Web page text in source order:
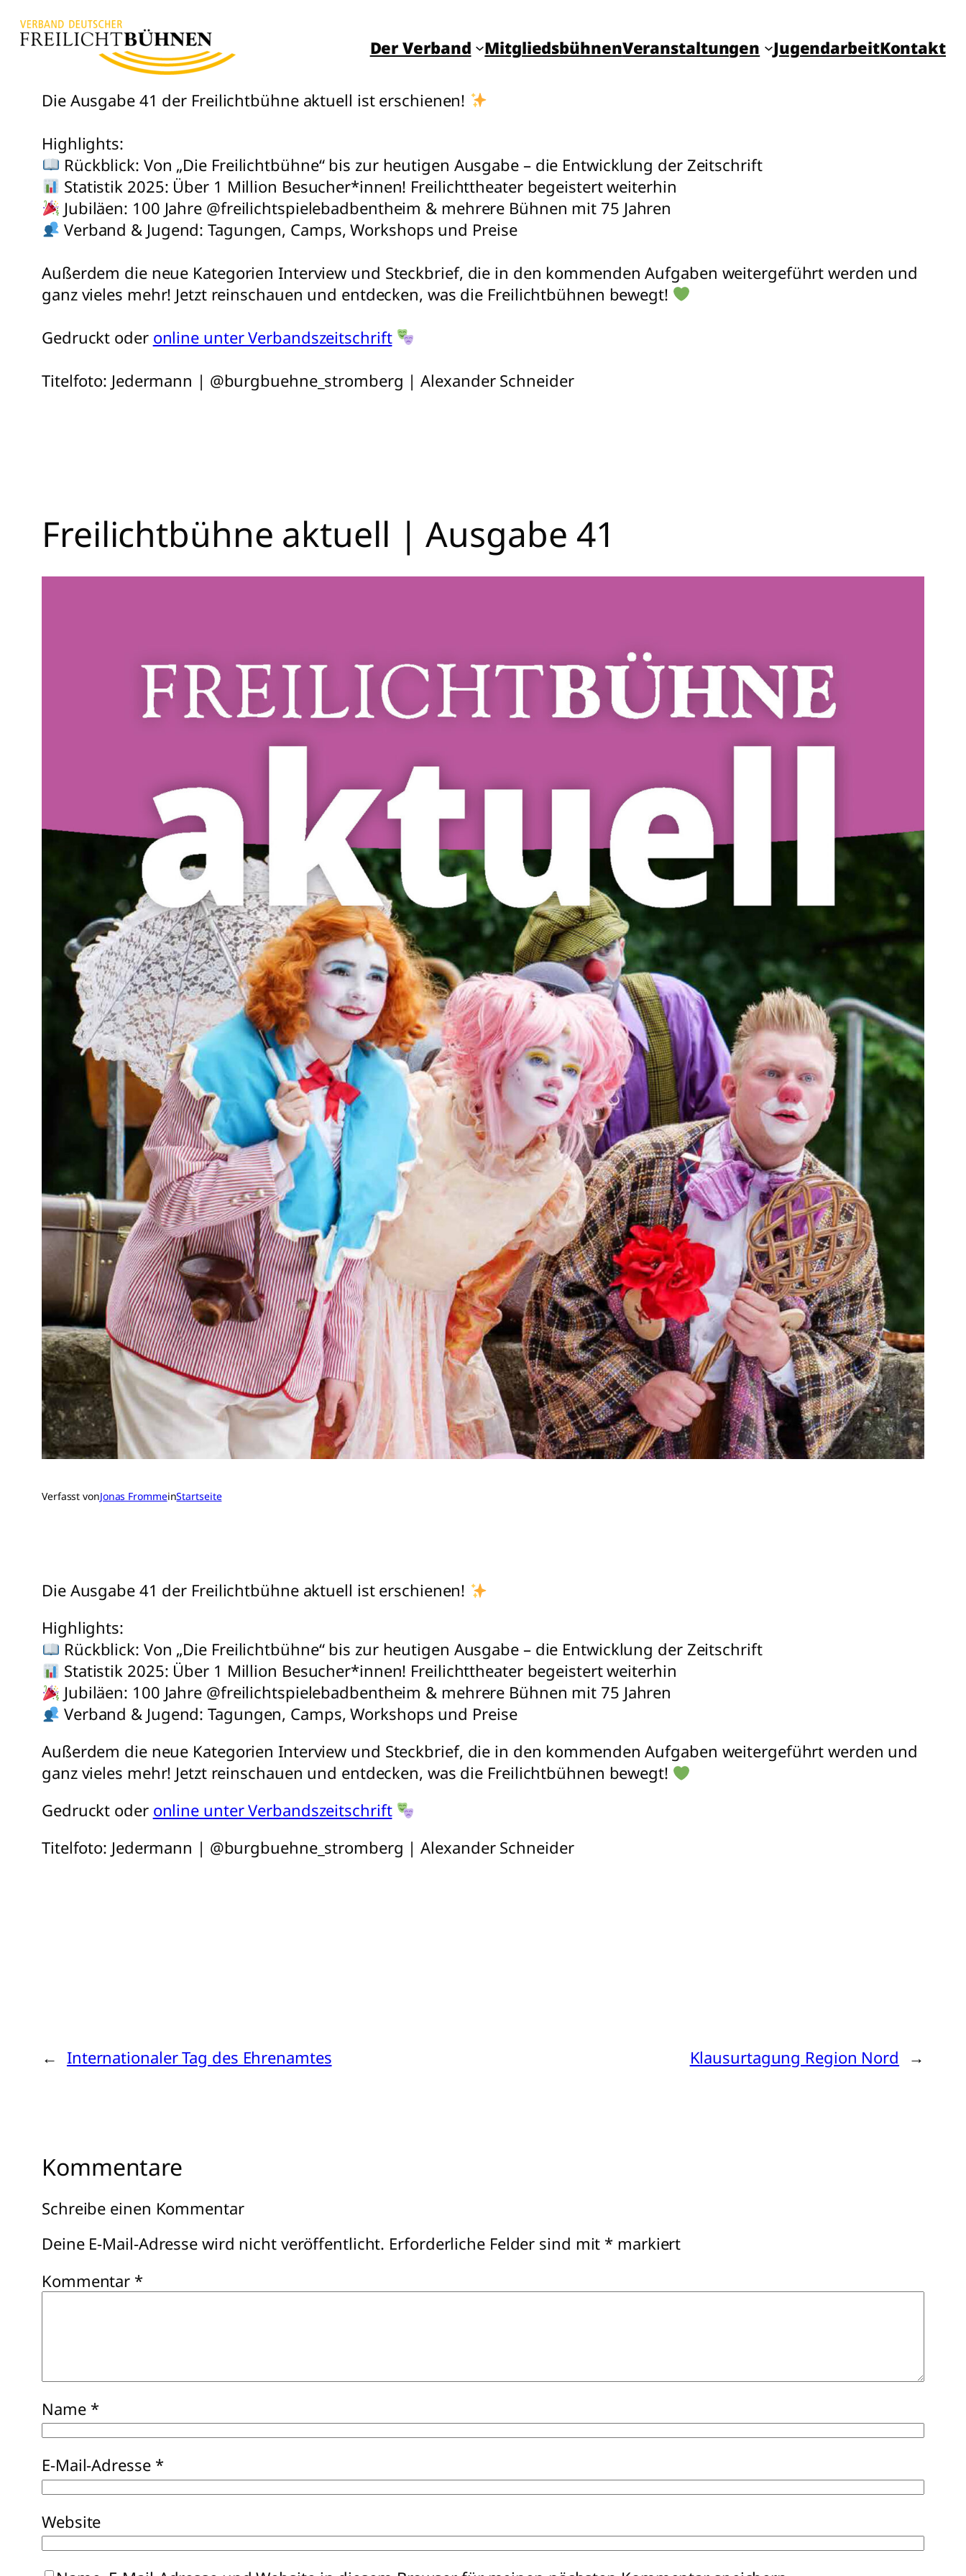
Zum
Inhalt
Der Verband Mitglieds­­bühnenVeranstal­tungen Jugend­arbeitKon­takt
Die Ausgabe 41 der Freilichtbühne aktuell ist erschienen!
Highlights:
Rückblick: Von „Die Freilichtbühne“ bis zur heutigen Ausgabe – die Entwicklung der Zeitschrift
Statistik 2025: Über 1 Million Besucher*innen! Freilichttheater begeistert weiterhin
Jubiläen: 100 Jahre @freilichtspielebadbentheim & mehrere Bühnen mit 75 Jahren
Verband & Jugend: Tagungen, Camps, Workshops und Preise
Außerdem die neue Kategorien Interview und Steckbrief, die in den kommenden Aufgaben weitergeführt werden und
ganz vieles mehr! Jetzt reinschauen und entdecken, was die Freilichtbühnen bewegt!
Gedruckt oder online unter Verbandszeitschrift
Titelfoto: Jedermann | @burgbuehne_stromberg | Alexander Schneider
Freilichtbühne aktuell | Ausgabe 41
Verfasst vonJonas FrommeinStartseite
Die Ausgabe 41 der Freilichtbühne aktuell ist erschienen!
Highlights:
Rückblick: Von „Die Freilichtbühne“ bis zur heutigen Ausgabe – die Entwicklung der Zeitschrift
Statistik 2025: Über 1 Million Besucher*innen! Freilichttheater begeistert weiterhin
Jubiläen: 100 Jahre @freilichtspielebadbentheim & mehrere Bühnen mit 75 Jahren
Verband & Jugend: Tagungen, Camps, Workshops und Preise
Außerdem die neue Kategorien Interview und Steckbrief, die in den kommenden Aufgaben weitergeführt werden und
ganz vieles mehr! Jetzt reinschauen und entdecken, was die Freilichtbühnen bewegt!
Gedruckt oder online unter Verbandszeitschrift
Titelfoto: Jedermann | @burgbuehne_stromberg | Alexander Schneider
← Internationaler Tag des Ehrenamtes Klausurtagung Region Nord →
Kommentare
Schreibe einen Kommentar
Deine E-Mail-Adresse wird nicht veröffentlicht. Erforderliche Felder sind mit * markiert
Kommentar *
Name *
E-Mail-Adresse *
Website